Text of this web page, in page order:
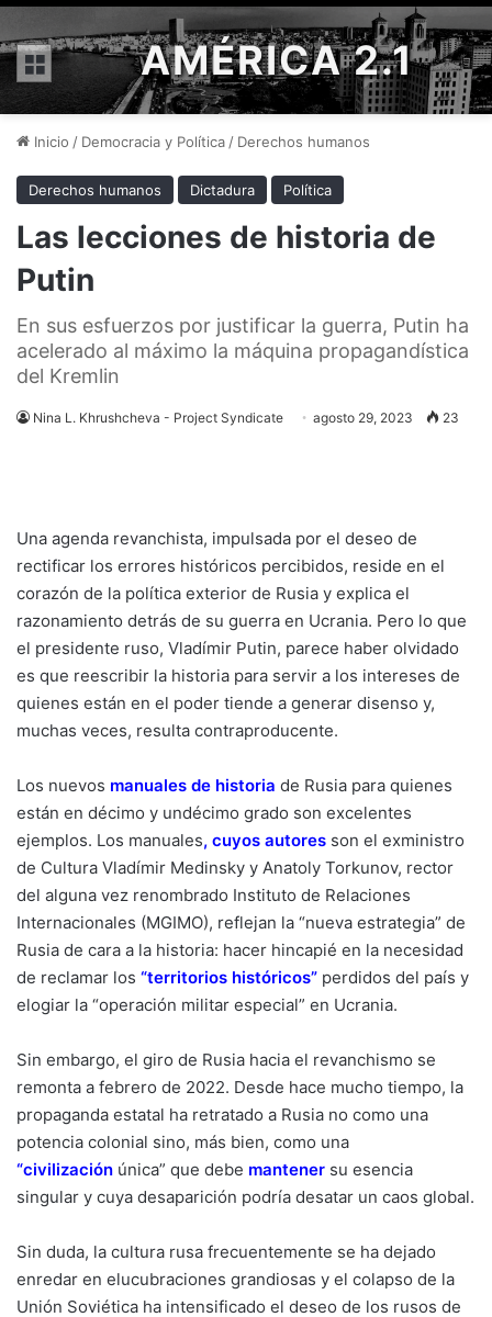
Menú AMÉRICA 2.1
Inicio / Democracia y Política / Derechos humanos
Derechos humanos Dictadura Política
Las lecciones de historia de
Putin
En sus esfuerzos por justificar la guerra, Putin ha
acelerado al máximo la máquina propagandística
del Kremlin
Nina L. Khrushcheva - Project Syndicate agosto 29, 2023 23
Una agenda revanchista, impulsada por el deseo de
rectificar los errores históricos percibidos, reside en el
corazón de la política exterior de Rusia y explica el
razonamiento detrás de su guerra en Ucrania. Pero lo que
el presidente ruso, Vladímir Putin, parece haber olvidado
es que reescribir la historia para servir a los intereses de
quienes están en el poder tiende a generar disenso y,
muchas veces, resulta contraproducente.
Los nuevos manuales de historia de Rusia para quienes
están en décimo y undécimo grado son excelentes
ejemplos. Los manuales, cuyos autores son el exministro
de Cultura Vladímir Medinsky y Anatoly Torkunov, rector
del alguna vez renombrado Instituto de Relaciones
Internacionales (MGIMO), reflejan la “nueva estrategia” de
Rusia de cara a la historia: hacer hincapié en la necesidad
de reclamar los “territorios históricos” perdidos del país y
elogiar la “operación militar especial” en Ucrania.
Sin embargo, el giro de Rusia hacia el revanchismo se
remonta a febrero de 2022. Desde hace mucho tiempo, la
propaganda estatal ha retratado a Rusia no como una
potencia colonial sino, más bien, como una
“civilización única” que debe mantener su esencia
singular y cuya desaparición podría desatar un caos global.
Sin duda, la cultura rusa frecuentemente se ha dejado
enredar en elucubraciones grandiosas y el colapso de la
Unión Soviética ha intensificado el deseo de los rusos de